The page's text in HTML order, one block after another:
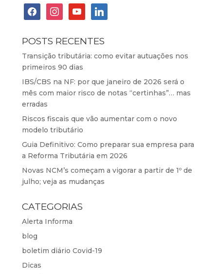
facebookinstagramyoutubelinkedin
POSTS RECENTES
Transição tributária: como evitar autuações nos
primeiros 90 dias
IBS/CBS na NF: por que janeiro de 2026 será o
mês com maior risco de notas “certinhas”… mas
erradas
Riscos fiscais que vão aumentar com o novo
modelo tributário
Guia Definitivo: Como preparar sua empresa para
a Reforma Tributária em 2026
Novas NCM’s começam a vigorar a partir de 1º de
julho; veja as mudanças
CATEGORIAS
Alerta Informa
blog
boletim diário Covid-19
Dicas